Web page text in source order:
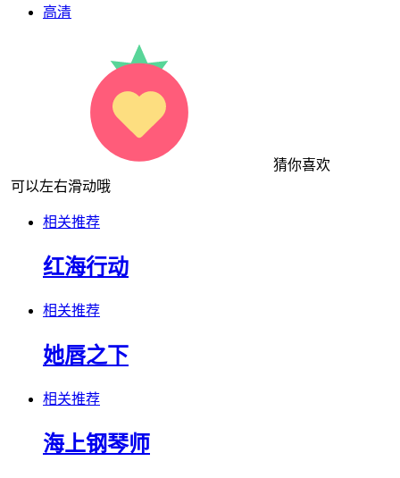
高清
猜你喜欢
可以左右滑动哦
相关推荐
红海行动
相关推荐
她唇之下
相关推荐
海上钢琴师